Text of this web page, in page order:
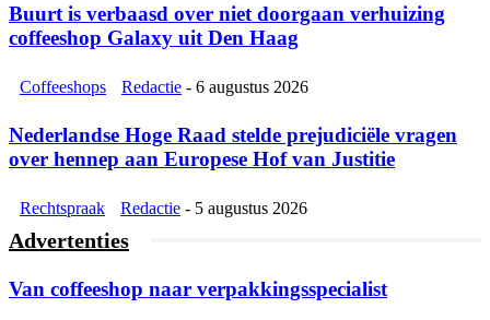
Buurt is verbaasd over niet doorgaan verhuizing
coffeeshop Galaxy uit Den Haag
Coffeeshops Redactie - 6 augustus 2026
Nederlandse Hoge Raad stelde prejudiciële vragen
over hennep aan Europese Hof van Justitie
Rechtspraak Redactie - 5 augustus 2026
Advertenties
Van coffeeshop naar verpakkingsspecialist